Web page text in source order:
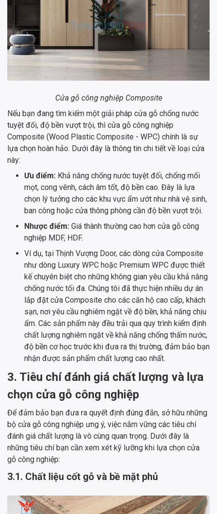
Cửa gỗ công nghiệp Composite
Nếu bạn đang tìm kiếm một giải pháp cửa gỗ chống nước
tuyệt đối, độ bền vượt trội, thì cửa gỗ công nghiệp
Composite (Wood Plastic Composite - WPC) chính là sự
lựa chọn hoàn hảo. Dưới đây là thông tin chi tiết về loại cửa
này:
Ưu điểm: Khả năng chống nước tuyệt đối, chống mối
mọt, cong vênh, cách âm tốt, độ bền cao. Đây là lựa
chọn lý tưởng cho các khu vực ẩm ướt như nhà vệ sinh,
ban công hoặc cửa thông phòng cần độ bền vượt trội.
Nhược điểm: Giá thành thường cao hơn cửa gỗ công
nghiệp MDF, HDF.
Ví dụ, tại Thịnh Vượng Door, các dòng cửa Composite
như dòng Luxury WPC hoặc Premium WPC được thiết
kế chuyên biệt cho những không gian yêu cầu khả năng
chống nước tối đa. Chúng tôi đã thực hiện nhiều dự án
lắp đặt cửa Composite cho các căn hộ cao cấp, khách
sạn, nơi yêu cầu nghiêm ngặt về độ bền, khả năng chịu
ẩm. Các sản phẩm này đều trải qua quy trình kiểm định
chất lượng nghiêm ngặt về khả năng chống thấm nước,
độ bền cơ học trước khi đưa ra thị trường, đảm bảo bạn
nhận được sản phẩm chất lượng cao nhất.
3. Tiêu chí đánh giá chất lượng và lựa
chọn cửa gỗ công nghiệp
Để đảm bảo bạn đưa ra quyết định đúng đắn, sở hữu những
bộ cửa gỗ công nghiệp ưng ý, việc nắm vững các tiêu chí
đánh giá chất lượng là vô cùng quan trọng. Dưới đây là
những tiêu chí bạn cần xem xét kỹ lưỡng khi lựa chọn cửa
gỗ công nghiệp:
3.1. Chất liệu cốt gỗ và bề mặt phủ